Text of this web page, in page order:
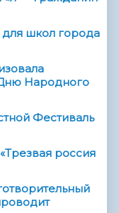
для школ города
Народного
Фестиваль
россия